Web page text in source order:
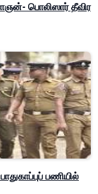
பொலிஸார் தீவிர
பணியில்